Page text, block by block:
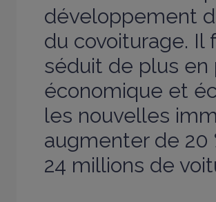
développement
du covoiturage. Il
séduit de plus en
économique et
les nouvelles
augmenter de 20
24 millions de